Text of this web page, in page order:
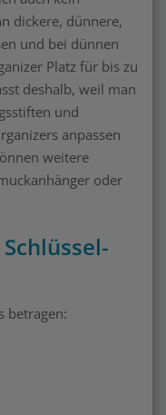
dickere, dünnere,
und bei dünnen
Platz für bis zu
deshalb, weil man
und
anpassen
weitere
oder
betragen: